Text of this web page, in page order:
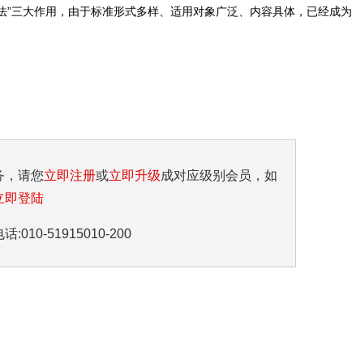
三大作用，由于标准形式多样、适用对象广泛、内容具体，已经成为
，请您立即注册或立即升级成对应级别会员，如
即登陆
:010-51915010-200